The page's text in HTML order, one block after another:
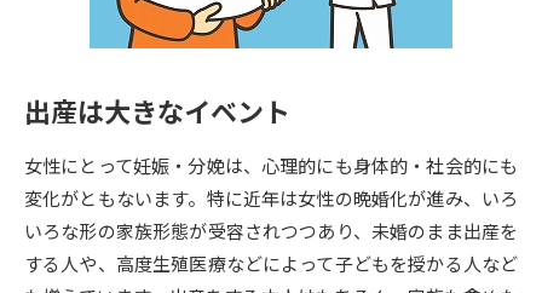
大学入学共通テスト「受験上の
配慮案内」の請求
高等学校卒業程度認定試験
幼稚園教員資格認定試験
高等学校（情報）教員資格認定
試験
大学研究 大学検索
出産は大きなイベント
女性にとって妊娠・分娩は、心理的にも身体的・社会的にも
変化がともないます。特に近年は女性の晩婚化が進み、いろ
いろな形の家族形態が受容されつつあり、未婚のまま出産を
する人や、高度生殖医療などによって子どもを授かる人など